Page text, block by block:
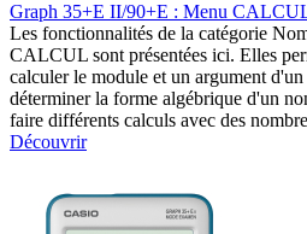
Graph 35+E II/90+E : Menu
Les fonctionnalités de la catégorie
CALCUL sont présentées ici. Elles
calculer le module et un argument
déterminer la forme algébrique d'un
faire différents calculs avec des
Découvrir